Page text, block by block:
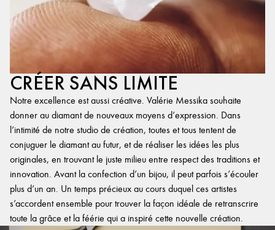
CRÉER SANS LIMITE
Notre excellence est aussi créative. Valérie Messika souhaite
donner au diamant de nouveaux moyens d’expression. Dans
l’intimité de notre studio de création, toutes et tous tentent de
conjuguer le diamant au futur, et de réaliser les idées les plus
originales, en trouvant le juste milieu entre respect des traditions et
innovation. Avant la confection d’un bijou, il peut parfois s’écouler
plus d’un an. Un temps précieux au cours duquel ces artistes
s’accordent ensemble pour trouver la façon idéale de retranscrire
toute la grâce et la féérie qui a inspiré cette nouvelle création.